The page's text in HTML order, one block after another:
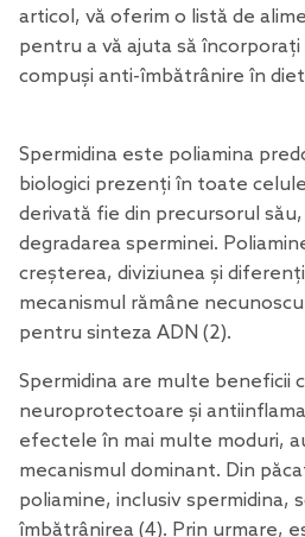
articol, vă oferim o listă de
pentru a vă ajuta să
compuși anti-îmbătrânire în
Spermidina este poliamina
biologici prezenți în toate
derivată fie din precursorul
degradarea sperminei.
creșterea, diviziunea și
mecanismul rămâne
pentru sinteza ADN (2).
Spermidina are multe beneficii
neuroprotectoare și
efectele în mai multe moduri,
mecanismul dominant. Din
poliamine, inclusiv spermidina,
îmbătrânirea (4). Prin urmare,